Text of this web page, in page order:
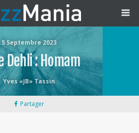
5 Septembre 2023
Dehli : Homam
Yves «JB» Tassin
Partager